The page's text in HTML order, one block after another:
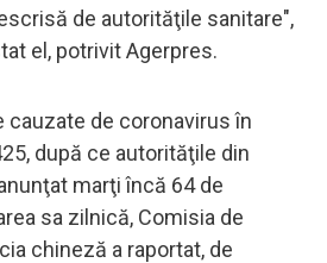
de autorităţile sanitare",
el, potrivit Agerpres.
cauzate de coronavirus în
după ce autorităţile din
marţi încă 64 de
sa zilnică, Comisia de
chineză a raportat, de